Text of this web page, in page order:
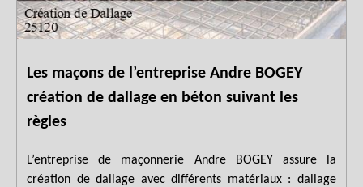
Les maçons de l’entreprise Andre BOGEY
création de dallage en béton suivant les
règles
L’entreprise de maçonnerie Andre BOGEY assure la
création de dallage avec différents matériaux : dallage